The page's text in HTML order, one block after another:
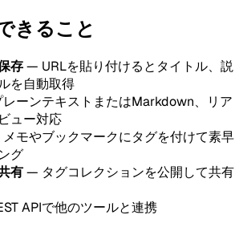
きること
存— URLを貼り付けるとタイトル、説
を自動取得
ーンテキストまたはMarkdown、リア
ュー対応
モやブックマークにタグを付けて素早
グ
有— タグコレクションを公開して共有
APIで他のツールと連携